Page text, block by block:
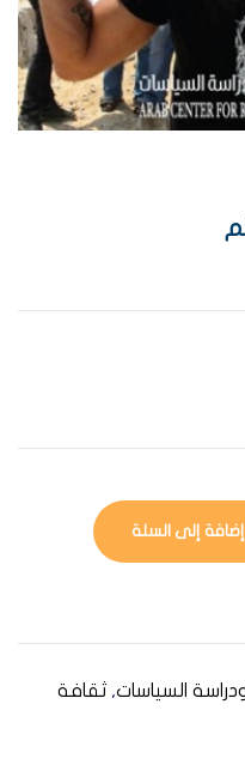
إضافة إلى السلة
السياسات, ثقافة